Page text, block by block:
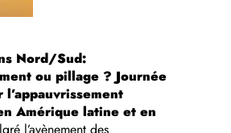
Nord/Sud:
ou pillage ? Journée
l’appauvrissement
Amérique latine et en